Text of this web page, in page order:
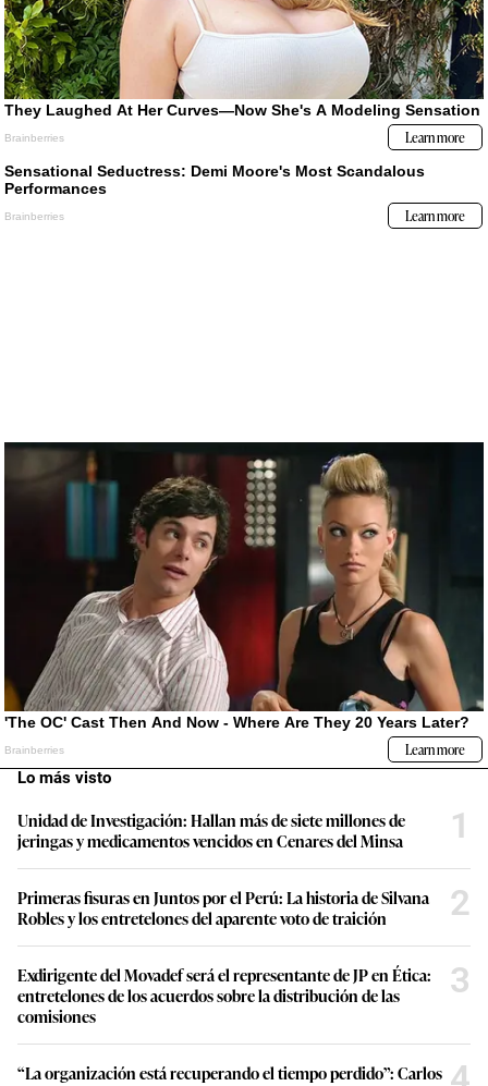
Lo más visto
Unidad de Investigación: Hallan más de siete millones de
jeringas y medicamentos vencidos en Cenares del Minsa
1
Primeras fisuras en Juntos por el Perú: La historia de Silvana
Robles y los entretelones del aparente voto de traición
2
Exdirigente del Movadef será el representante de JP en Ética:
entretelones de los acuerdos sobre la distribución de las
comisiones
3
“La organización está recuperando el tiempo perdido”: Carlos